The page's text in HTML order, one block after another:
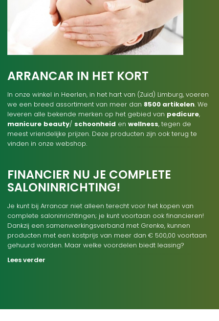
ARRANCAR IN HET KORT
In onze winkel in Heerlen, in het hart van (Zuid) Limburg, voeren
we een breed assortiment van meer dan 8500 artikelen. We
leveren alle bekende merken op het gebied van pedicure,
manicure beauty/ schoonheid en wellness, tegen de
meest vriendelijke prijzen. Deze producten zijn ook terug te
vinden in onze webshop.
FINANCIER NU JE COMPLETE
SALONINRICHTING!
Je kunt bij Arrancar niet alleen terecht voor het kopen van
complete saloninrichtingen; je kunt voortaan ook financieren!
Dankzij een samenwerkingsverband met Grenke, kunnen
producten met een kostprijs van meer dan € 500,00 voortaan
gehuurd worden. Maar welke voordelen biedt leasing?
Lees verder